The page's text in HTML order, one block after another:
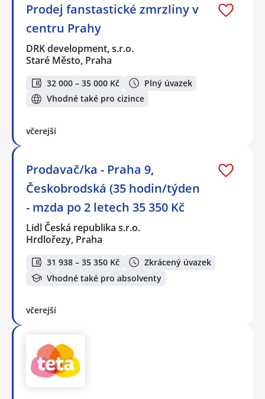
Prodej fanstastické zmrzliny v
centru Prahy
DRK development, s.r.o.
Staré Město, Praha
32 000 – 35 000 Kč
Plný úvazek
Vhodné také pro cizince
včerejší
Prodavač/ka - Praha 9,
Českobrodská (35 hodin/týden
- mzda po 2 letech 35 350 Kč
Lidl Česká republika s.r.o.
Hrdlořezy, Praha
31 938 – 35 350 Kč
Zkrácený úvazek
Vhodné také pro absolventy
včerejší